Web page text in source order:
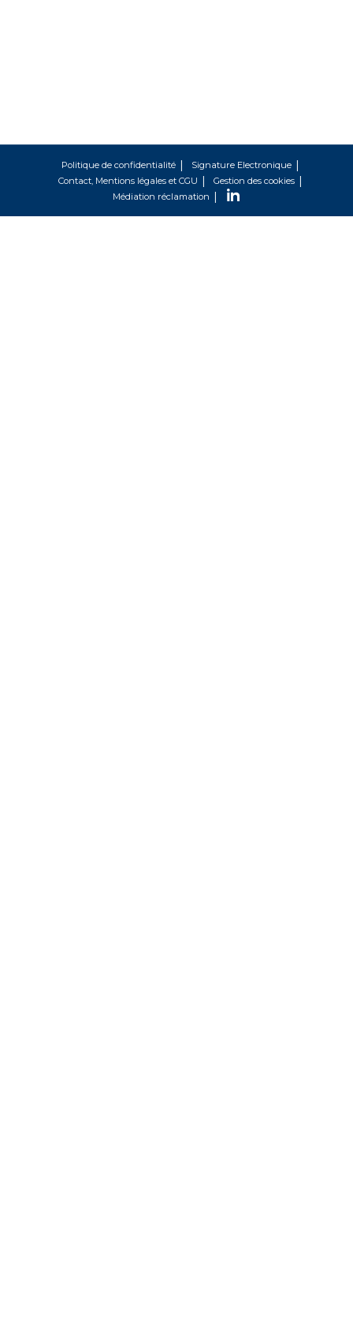
Politique de confidentialité
Signature Electronique
Contact, Mentions légales et CGU
Gestion des cookies
Médiation réclamation